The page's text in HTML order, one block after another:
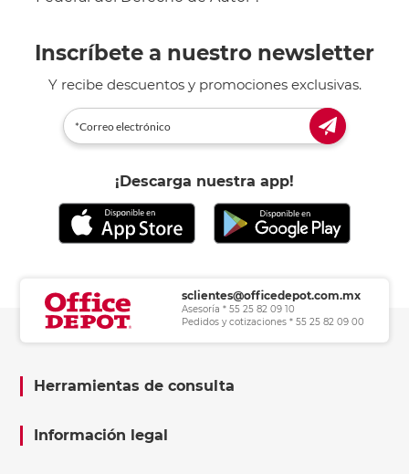
Inscríbete a nuestro newsletter
Y recibe descuentos y promociones exclusivas.
¡Descarga nuestra app!
sclientes@officedepot.com.mx
Asesoría * 55 25 82 09 10
Pedidos y cotizaciones * 55 25 82 09 00
Herramientas de consulta
Información legal